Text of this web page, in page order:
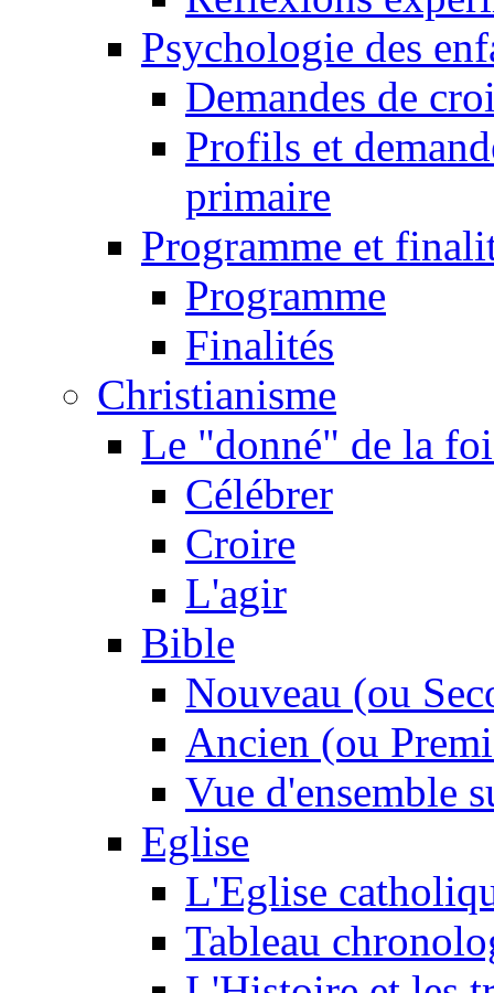
Psychologie des
Demandes de
Profils et
primaire
Programme et
Programme
Finalités
Christianisme
Le "donné" de la
Célébrer
Croire
L'agir
Bible
Nouveau (ou
Ancien (ou
Vue d'ensemble
Eglise
L'Eglise
Tableau